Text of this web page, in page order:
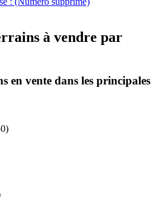
à vendre par
en vente dans les principales